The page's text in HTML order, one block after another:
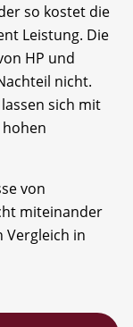
so kostet die
Leistung. Die
HP und
nicht.
sich mit
von
miteinander
Vergleich in